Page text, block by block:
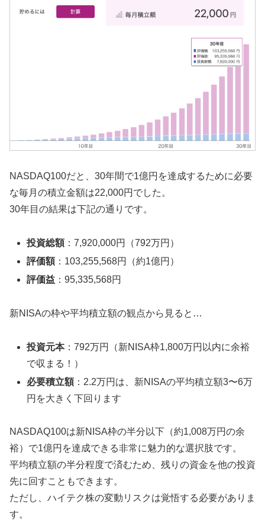
NASDAQ100だと、30年間で1億円を達成するために必要
な毎月の積立金額は22,000円でした。
30年目の結果は下記の通りです。
投資総額：7,920,000円（792万円）
評価額：103,255,568円（約1億円）
評価益 ：95,335,568円
新NISAの枠や平均積立額の観点から見ると…
投資元本：792万円（新NISA枠1,800万円以内に余裕
で収まる！）
必要積立額：2.2万円は、新NISAの平均積立額3〜6万
円を大きく下回ります
NASDAQ100は新NISA枠の半分以下（約1,008万円の余
裕）で1億円を達成できる非常に魅力的な選択肢です。
平均積立額の半分程度で済むため、残りの資金を他の投資
先に回すこともできます。
ただし、ハイテク株の変動リスクは覚悟する必要がありま
す。